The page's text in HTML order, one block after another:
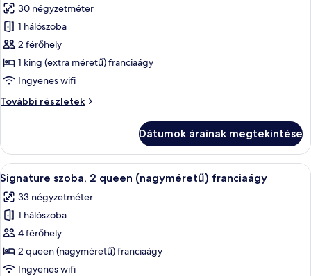
szoba
összes
képének
megtekintése:
Signature
1
méretű)
franciaágy
30 négyzetméter
1 hálószoba
2 férőhely
1 king (extra méretű) franciaágy
Ingyenes wifi
További részletek
Signature
(extra
méretű)
franciaágy
további
részletei
Dátumok árainak megtekintése
A
következő
szoba
összes
képének
megtekintése:
Signature
Egy kétágyas szoba íróasztallal és egy
4
Signature szoba, 2 queen (nagyméretű) franciaágy
33 négyzetméter
1 hálószoba
4 férőhely
2 queen (nagyméretű) franciaágy
Ingyenes wifi